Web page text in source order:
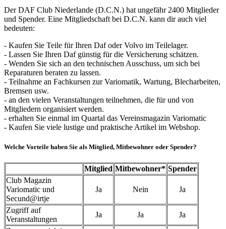
Der DAF Club Niederlande (D.C.N.) hat ungefähr 2400 Mitglieder
und Spender. Eine Mitgliedschaft bei D.C.N. kann dir auch viel
bedeuten:
- Kaufen Sie Teile für Ihren Daf oder Volvo im Teilelager.
- Lassen Sie Ihren Daf günstig für die Versicherung schätzen.
- Wenden Sie sich an den technischen Ausschuss, um sich bei
Reparaturen beraten zu lassen.
- Teilnahme an Fachkursen zur Variomatik, Wartung, Blecharbeiten,
Bremsen usw.
- an den vielen Veranstaltungen teilnehmen, die für und von
Mitgliedern organisiert werden.
- erhalten Sie einmal im Quartal das Vereinsmagazin Variomatic
- Kaufen Sie viele lustige und praktische Artikel im Webshop.
Welche Vorteile haben Sie als Mitglied, Mitbewohner oder Spender?
Mitglied Mitbewohner* Spender
Club Magazin
Variomatic und
Secund@irtje
Ja Nein Ja
Zugriff auf
Veranstaltungen
Ja Ja
Ja